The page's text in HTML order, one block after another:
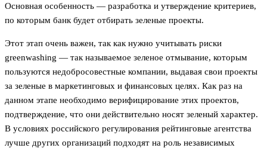
Основная особенность — разработка и утверждение критериев,
по которым банк будет отбирать зеленые проекты.
Этот этап очень важен, так как нужно учитывать риски
greenwashing — так называемое зеленое отмывание, которым
пользуются недобросовестные компании, выдавая свои проекты
за зеленые в маркетинговых и финансовых целях. Как раз на
данном этапе необходимо верифицирование этих проектов,
подтверждение, что они действительно носят зеленый характер.
В условиях российского регулирования рейтинговые агентства
лучше других организаций подходят на роль независимых